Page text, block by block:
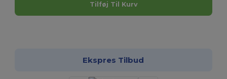
Tilføj Til Kurv
Ekspres Tilbud